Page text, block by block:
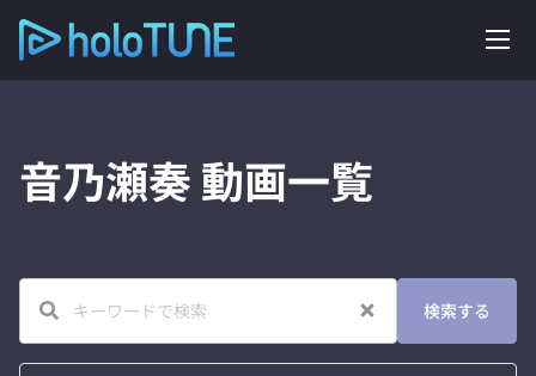
音乃瀬奏動画一覧
検索する